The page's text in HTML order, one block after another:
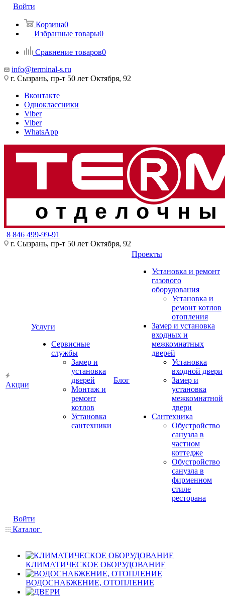
Войти
Корзина0
Избранные товары0
Сравнение товаров0
info@terminal-s.ru
г. Сызрань, пр-т 50 лет Октября, 92
Вконтакте
Одноклассники
Viber
Viber
WhatsApp
8 846 499-99-91
г. Сызрань, пр-т 50 лет Октября, 92
Акции
Услуги
Сервисные
службы
Замер и
установка
дверей
Монтаж и
ремонт
котлов
Установка
сантехники
Блог
Проекты
Установка и ремонт
газового
оборудования
Установка и
ремонт котлов
отопления
Замер и установка
входных и
межкомнатных
дверей
Установка
входной двери
Замер и
установка
межкомнатной
двери
Сантехника
Обустройство
санузла в
частном
коттедже
Обустройство
санузла в
фирменном
стиле
ресторана
Войти
Каталог
КЛИМАТИЧЕСКОЕ ОБОРУДОВАНИЕ
ВОДОСНАБЖЕНИЕ, ОТОПЛЕНИЕ